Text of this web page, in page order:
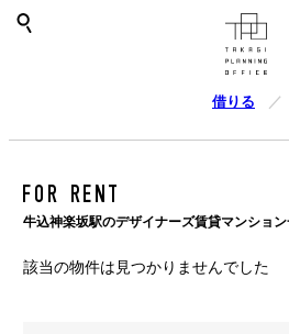
借りる
FOR RENT
牛込神楽坂駅のデザイナーズ賃貸マンショ
該当の物件は見つかりませんでした